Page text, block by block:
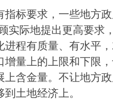
标要求，一些地方政
实际地提出更高要求
进程有质量、有水平
增量上的上限和下限
上含金量。不让地方
土地经济上。